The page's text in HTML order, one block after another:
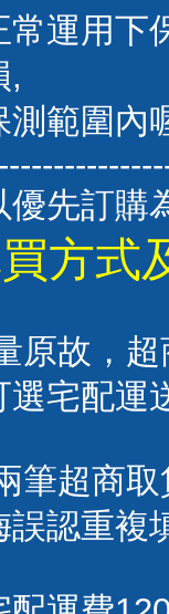
常運用下
,
測範圍內
優先訂購
方式
原故，
選宅配運
筆超商
誤認重複